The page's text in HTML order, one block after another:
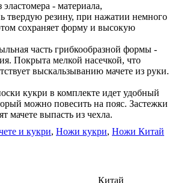
- материала,
твердую резину, при нажатии немного
сохраняет форму и высокую
часть грибкообразной формы -
Покрыта мелкой насечкой, что
выскальзыванию мачете из руки.
кукри в комплекте идет удобный
можно повесить на пояс. Застежки
мачете выпасть из чехла.
и кукри, Ножи кукри, Ножи Китай
Китай